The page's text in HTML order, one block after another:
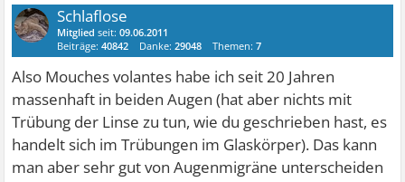
Schlaflose
Mitglied seit:09.06.2011
Beiträge:40842 Danke:29048 Themen:7
Also Mouches volantes habe ich seit 20 Jahren
massenhaft in beiden Augen (hat aber nichts mit
Trübung der Linse zu tun, wie du geschrieben hast, es
handelt sich im Trübungen im Glaskörper). Das kann
man aber sehr gut von Augenmigräne unterscheiden